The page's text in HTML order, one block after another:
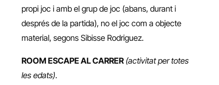
propi joc i amb el grup de joc (abans, durant i
després de la partida), no el joc com a objecte
material, segons Sibisse Rodriguez.
ROOM ESCAPE AL CARRER (activitat per totes
les edats).